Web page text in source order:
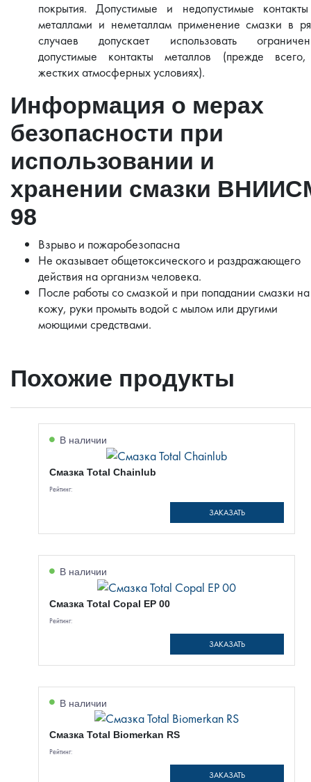
покрытия. Допустимые и недопустимые
металлами и неметаллам применение смазки в
случаев допускает использовать
допустимые контакты металлов (прежде
жестких атмосферных условиях).
Информация о мерах
безопасности при
использовании и
хранении смазки
98
Взрыво и пожаробезопасна
Не оказывает общетоксического и раздражающего
действия на организм человека.
После работы со смазкой и при попадании смазки на
кожу, руки промыть водой с мылом или другими
моющими средствами.
Похожие продукты
В наличии
Смазка Total Chainlub
Рейтинг:
ЗАКАЗАТЬ
В наличии
Смазка Total Copal EP 00
Рейтинг:
ЗАКАЗАТЬ
В наличии
Смазка Total Biomerkan RS
Рейтинг:
ЗАКАЗАТЬ